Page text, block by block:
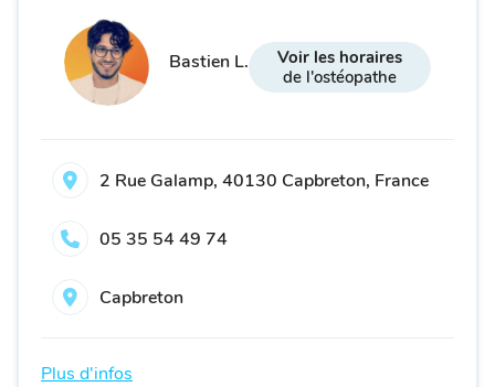
Bastien L.
Voir les horaires
de l'ostéopathe
2 Rue Galamp, 40130 Capbreton, France
05 35 54 49 74
Capbreton
Plus d'infos